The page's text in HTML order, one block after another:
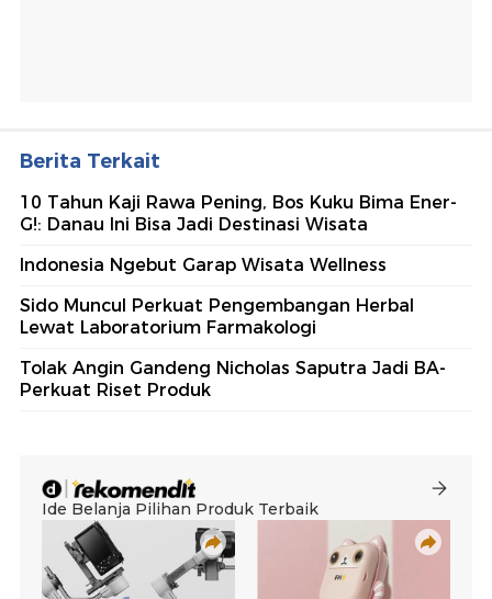
Berita Terkait
10 Tahun Kaji Rawa Pening, Bos Kuku Bima Ener-
G!: Danau Ini Bisa Jadi Destinasi Wisata
Indonesia Ngebut Garap Wisata Wellness
Sido Muncul Perkuat Pengembangan Herbal
Lewat Laboratorium Farmakologi
Tolak Angin Gandeng Nicholas Saputra Jadi BA-
Perkuat Riset Produk